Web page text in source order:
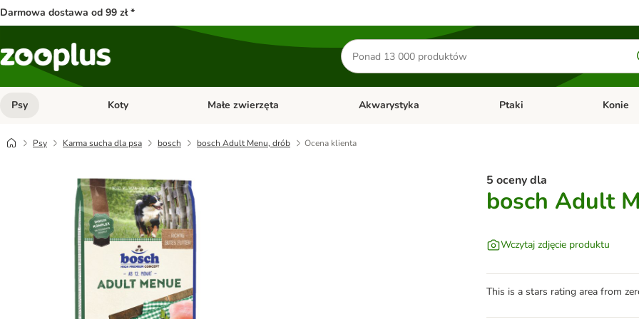
Darmowa dostawa od 99 zł *
Szukaj
produktów
Psy Otwórz menu kategorii: Psy
Koty Otwórz menu kategorii: Koty
Małe zwierzęta Otwórz menu kategorii: Małe zwierzęta
Akwarystyka Otwórz menu kategorii:
Ptaki Otwórz
Konie
Psy Karma sucha dla psa bosch bosch Adult Menu, drób Ocena klienta
5 oceny dla
bosch Adult
Wczytaj zdjęcie produktu
This is a stars rating area from